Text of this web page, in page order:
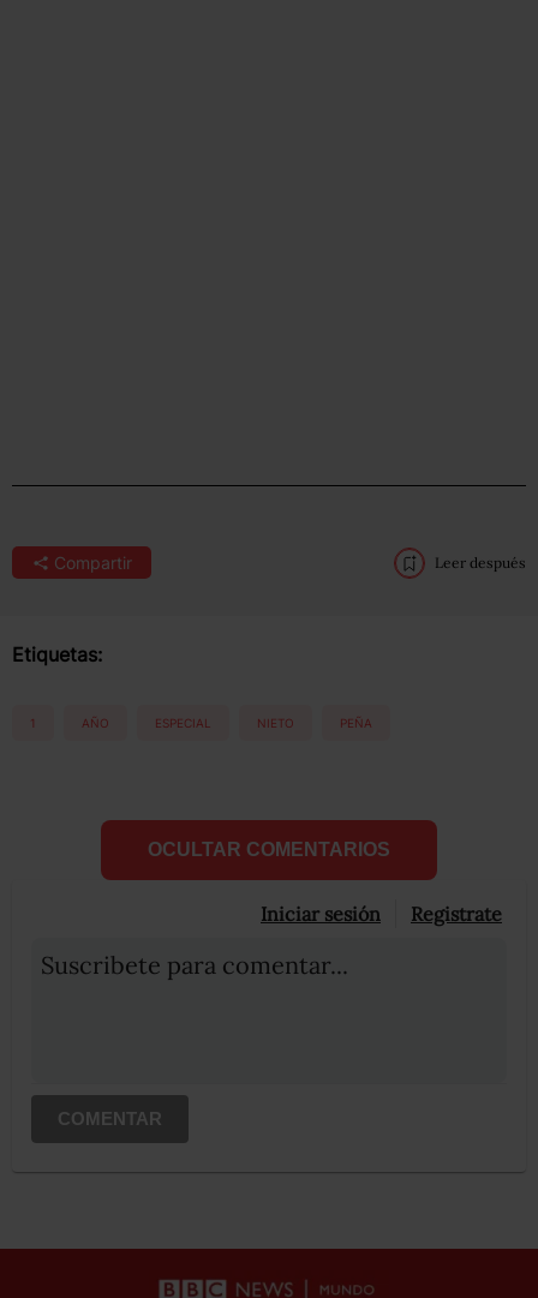
Compartir Leer después
Etiquetas:
1 AÑO ESPECIAL NIETO PEÑA
OCULTAR COMENTARIOS
Iniciar sesión Registrate
Suscribete para comentar...
COMENTAR